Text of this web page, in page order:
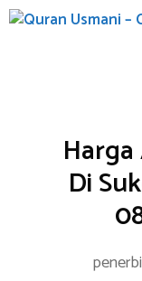
Skip
Di